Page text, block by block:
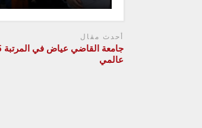
أحدث مقال
عالمي